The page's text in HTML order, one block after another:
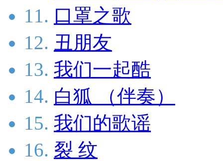
11. 口罩之歌
12. 丑朋友
13. 我们一起酷
14. 白狐 （伴奏）
15. 我们的歌谣
16. 裂 纹